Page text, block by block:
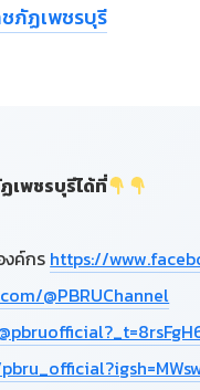
ภัฏเพชรบุรี
เพชรบุรีได้ที่
งค์กร https://
@PBRUChannel